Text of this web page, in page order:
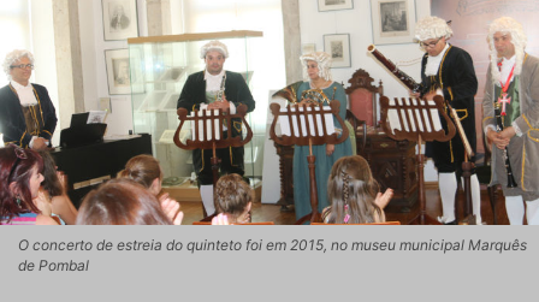
O concerto de estreia do quinteto foi em 2015, no museu municipal Marquês
de Pombal